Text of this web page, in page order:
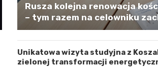
Rusza kolejna renowacja
– tym razem na celowniku
Unikatowa wizyta studyjna z
zielonej transformacji